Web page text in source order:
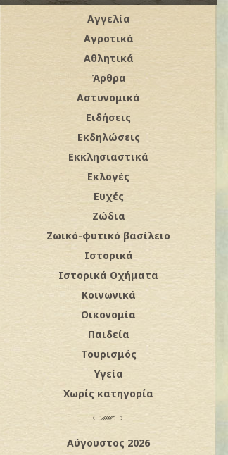
Αγγελία
Αγροτικά
Αθλητικά
Άρθρα
Αστυνομικά
Ειδήσεις
Εκδηλώσεις
Εκκλησιαστικά
Εκλογές
Ευχές
Ζώδια
Ζωικό-φυτικό βασίλειο
Ιστορικά
Ιστορικά Οχήματα
Κοινωνικά
Οικονομία
Παιδεία
Τουρισμός
Υγεία
Χωρίς κατηγορία
Αύγουστος 2026